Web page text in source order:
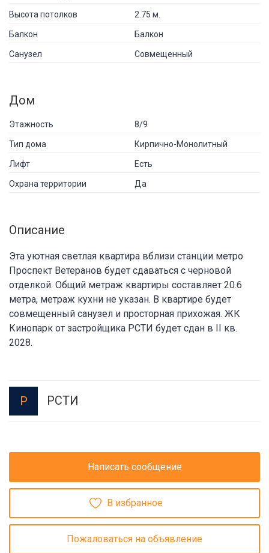
Высота потолков 2.75 м.
Балкон Балкон
Санузел Совмещенный
Дом
Этажность 8/9
Тип дома Кирпично-Монолитный
Лифт Есть
Охрана территории Да
Описание
Эта уютная светлая квартира вблизи станции метро
Проспект Ветеранов будет сдаваться с черновой
отделкой. Общий метраж квартиры составляет 20.6
метра, метраж кухни не указан. В квартире будет
совмещенный санузел и просторная прихожая. ЖК
Кинопарк от застройщика РСТИ будет сдан в II кв.
2028.
Р РСТИ
Написать сообщение
В избранное
Пожаловаться на объявление